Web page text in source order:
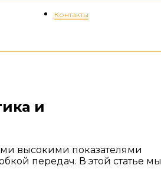
Контакты
и
высокими показателями
передач. В этой статье мы